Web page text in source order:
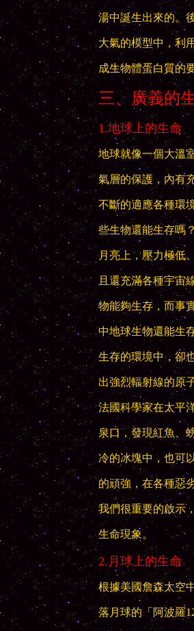
湯中誕生出來的。
大氣的模型中，利
成生物體蛋白質的
三、廣義的
1.地球上的生命
地球就像一個大溫
氣層的保護，內有
不斷的適應各種環
些生物還能生存嗎
月亮上，壓力極低
且還充滿各種宇宙
物能夠生存，而事
中地球生物還能生
生存的環境中，卻
出強烈輻射線的原
法國科學家在太平
泉口，發現紅魚、
冷的冰塊中，也可
的頑強，在各種惡
我們很重要的啟示
生命現象。
2.月球上的生命
根據美國詹森太空
落月球的「阿波羅